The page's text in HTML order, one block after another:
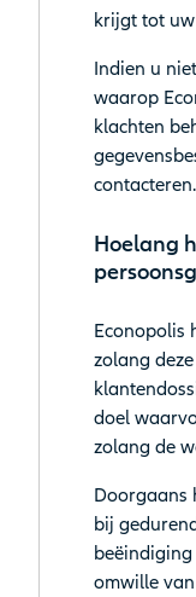
krijgt tot
Indien u
waarop
klachten
contacteren.
Hoelang
Econopolis
zolang
doel
zolang de
Doorgaans
bij
omwille